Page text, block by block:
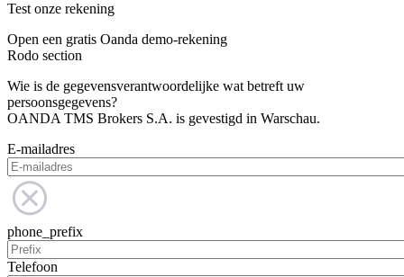
Test onze rekening
Open een gratis Oanda demo-rekening
Rodo section
Wie is de gegevensverantwoordelijke wat betreft uw
persoonsgegevens?
OANDA TMS Brokers S.A. is gevestigd in Warschau.
E-mailadres
phone_prefix
Telefoon